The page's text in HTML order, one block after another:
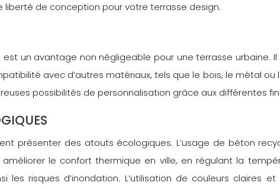
liberté de conception pour votre terrasse design.
est un avantage non négligeable pour une terrasse
avec d’autres matériaux, tels que le bois, le métal
possibilités de personnalisation grâce aux différentes
présenter des atouts écologiques. L’usage de béton
le confort thermique en ville, en régulant la
les risques d’inondation. L’utilisation de couleurs